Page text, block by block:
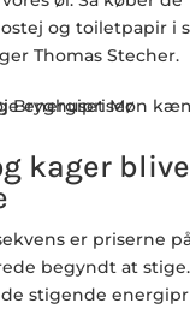
og toiletpapir i
Thomas Stecher.
kager
er priserne
begyndt at stige.
stigende